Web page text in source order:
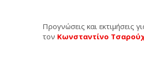
Προγνώσεις και εκτιμήσεις
τον Κωνσταντίνο